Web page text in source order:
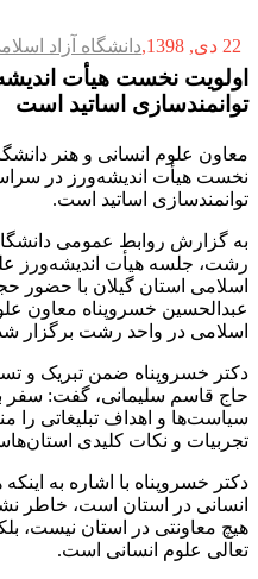
22 دی, 1398 دانشگاه آزاد
اولویت‌ نخست هیأت
توانمندسازی اساتید است
معاون علوم انسانی و هنر
نخست هیأت اندیشه‌ورز در
توانمندسازی اساتید است.
به گزارش روابط عمومی
رشت، جلسه هیأت اندیشه‌ورز
اسلامی استان گیلان با حضور
عبدالحسین خسروپناه معاون
اسلامی در واحد رشت برگزار
دکتر خسروپناه ضمن تبریک و
حاج قاسم سلیمانی، گفت: سفر
سیاست‌ها و اهداف تبلیغاتی را
تجربیات و نکات کلیدی
دکتر خسروپناه با اشاره به
انسانی در استان است، خاطر
هیچ معاونتی در استان نیست،
تعالی علوم انسانی است.